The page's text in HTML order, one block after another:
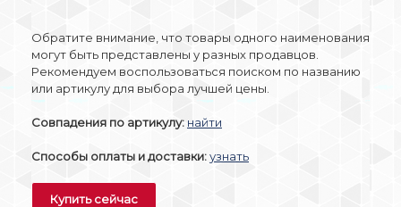
Обратите внимание, что товары одного наименования
могут быть представлены у разных продавцов.
Рекомендуем воспользоваться поиском по названию
или артикулу для выбора лучшей цены.
Совпадения по артикулу: найти
Способы оплаты и доставки:узнать
Купить сейчас